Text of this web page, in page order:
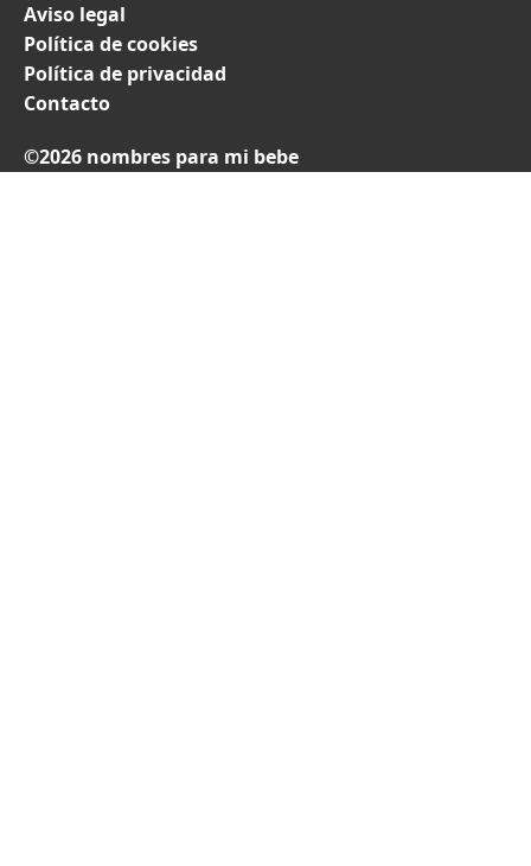
Aviso legal
Política de cookies
Política de privacidad
Contacto
©2026 nombres para mi bebe